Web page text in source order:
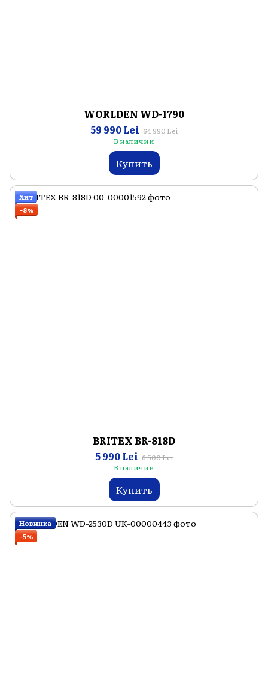
WORLDEN WD-1790
59 990 Lei 64 990 Lei
В наличии
Купить
Хит
−8%
BRITEX BR-818D
5 990 Lei 6 500 Lei
В наличии
Купить
Новинка
−5%